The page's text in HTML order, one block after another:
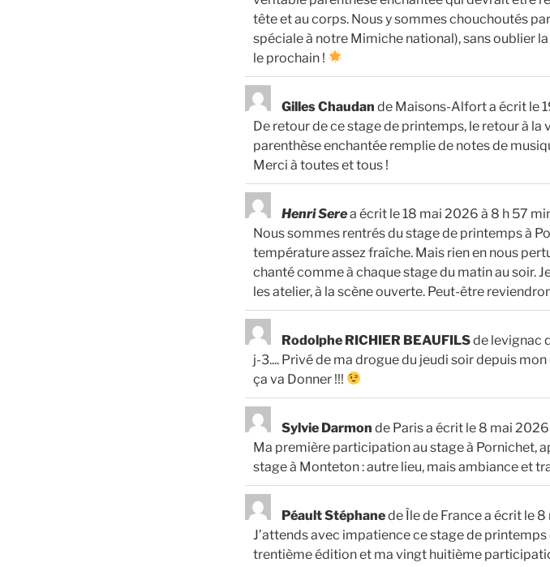
tête et au corps. Nous y sommes chouchoutés
spéciale à notre Mimiche national), sans oublier
le prochain !
Gilles Chaudan de Maisons-Alforta écrit le
De retour de ce stage de printemps, le retour à
parenthèse enchantée remplie de notes de
Merci à toutes et tous !
Henri Serea écrit le 18 mai 2026 à 8 h 57
Nous sommes rentrés du stage de printemps à
température assez fraîche. Mais rien en nous
chanté comme à chaque stage du matin au soir.
les atelier, à la scène ouverte. Peut-être
Rodolphe RICHIER BEAUFILSde levignac
j-3.... Privé de ma drogue du jeudi soir depuis
ça va Donner !!!
Sylvie Darmon de Parisa écrit le 8 mai 2026
Ma première participation au stage à Pornichet,
stage à Monteton : autre lieu, mais ambiance et
Péault Stéphanede Île de Francea écrit le 8
J’attends avec impatience ce stage de
trentième édition et ma vingt huitième